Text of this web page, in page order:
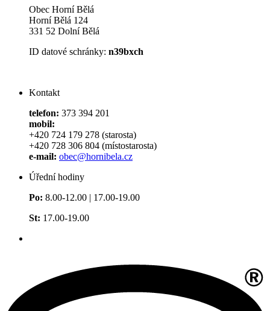
Obec Horní Bělá
Horní Bělá 124
331 52 Dolní Bělá
ID datové schránky: n39bxch
Kontakt
telefon: 373 394 201
mobil:
+420 724 179 278 (starosta)
+420 728 306 804 (místostarosta)
e-mail: obec@hornibela.cz
Úřední hodiny
Po: 8.00-12.00 | 17.00-19.00
St: 17.00-19.00